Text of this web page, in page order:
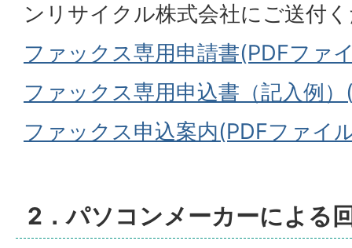
ンリサイクル株式会社にご送付
ファックス専用申請書(PDFファ
ファックス専用申込書（記入例
ファックス申込案内(PDFファイ
2．パソコンメーカーによる